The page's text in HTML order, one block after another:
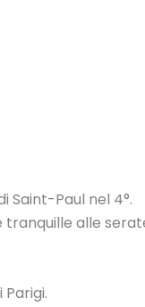
Saint-Paul nel 4°.
tranquille alle